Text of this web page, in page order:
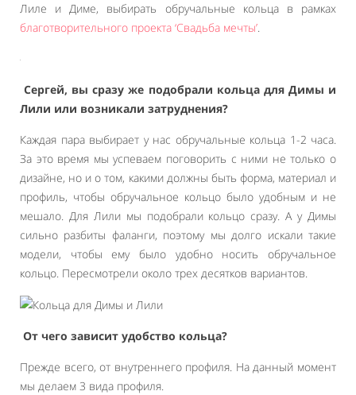
Лиле и Диме, выбирать обручальные кольца в рамках
благотворительного проекта ‘Свадьба мечты’.
Сергей, вы сразу же подобрали кольца для Димы и
Лили или возникали затруднения?
Каждая пара выбирает у нас обручальные кольца 1-2 часа.
За это время мы успеваем поговорить с ними не только о
дизайне, но и о том, какими должны быть форма, материал и
профиль, чтобы обручальное кольцо было удобным и не
мешало. Для Лили мы подобрали кольцо сразу. А у Димы
сильно разбиты фаланги, поэтому мы долго искали такие
модели, чтобы ему было удобно носить обручальное
кольцо. Пересмотрели около трех десятков вариантов.
От чего зависит удобство кольца?
Прежде всего, от внутреннего профиля. На данный момент
мы делаем 3 вида профиля.